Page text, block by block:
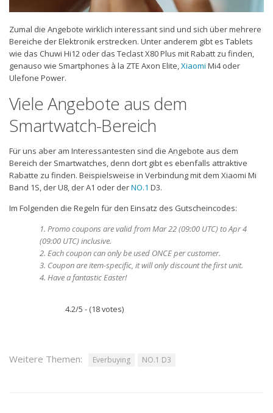
Zumal die Angebote wirklich interessant sind und sich über mehrere
Bereiche der Elektronik erstrecken. Unter anderem gibt es Tablets
wie das Chuwi Hi12 oder das Teclast X80 Plus mit Rabatt zu finden,
genauso wie Smartphones à la ZTE Axon Elite,Xiaomi Mi4 oder
Ulefone Power.
Viele Angebote aus dem
Smartwatch-Bereich
Für uns aber am Interessantesten sind die Angebote aus dem
Bereich der Smartwatches, denn dort gibt es ebenfalls attraktive
Rabatte zu finden. Beispielsweise in Verbindung mit dem Xiaomi Mi
Band 1S, der U8, der A1 oder derNO.1 D3.
Im Folgenden die Regeln für den Einsatz des Gutscheincodes:
1. Promo coupons are valid from Mar 22 (09:00 UTC) to Apr 4
(09:00 UTC) inclusive.
2. Each coupon can only be used ONCE per customer.
3. Coupon are item-specific, it will only discount the first unit.
4. Have a fantastic Easter!
4.2/5 - (18 votes)
Weitere Themen: Everbuying NO.1 D3